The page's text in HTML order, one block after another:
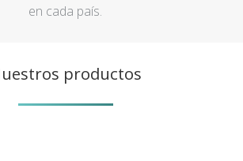
en cada país.
productos